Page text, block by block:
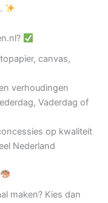
canvas,
verhoudingen
Vaderdag of
op kwaliteit
Nederland
maken? Kies dan